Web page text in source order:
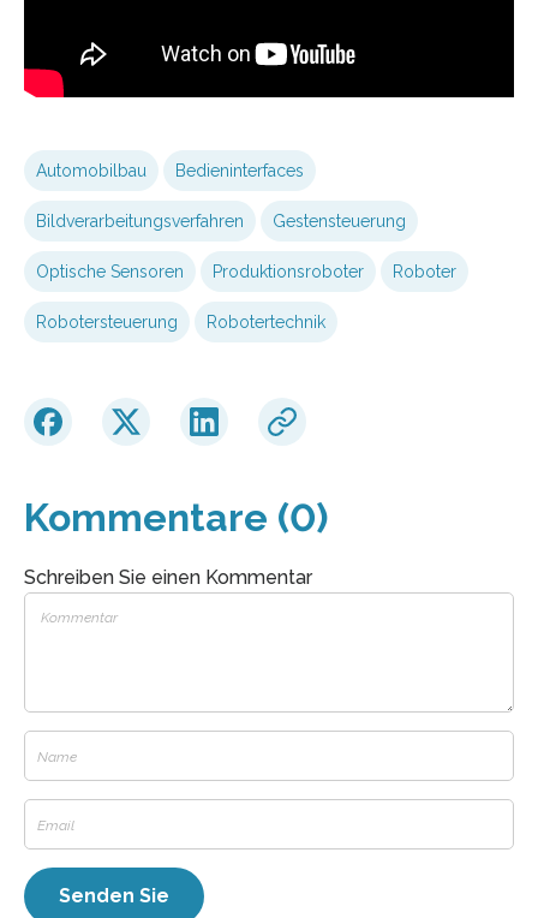
Automobilbau Bedieninterfaces
Bildverarbeitungsverfahren Gestensteuerung
Optische Sensoren Produktionsroboter Roboter
Robotersteuerung Robotertechnik
Kommentare (0)
Schreiben Sie einen Kommentar